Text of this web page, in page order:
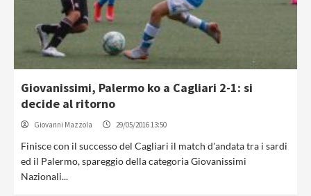
Giovanissimi, Palermo ko a Cagliari 2-1: si
decide al ritorno
Giovanni Mazzola 29/05/2016 13:50
Finisce con il successo del Cagliari il match d'andata tra i sardi
ed il Palermo, spareggio della categoria Giovanissimi
Nazionali...